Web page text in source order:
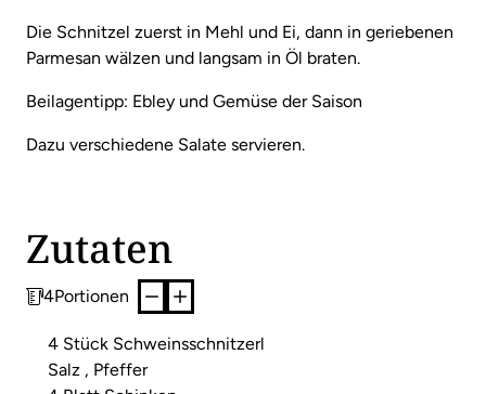
Die Schnitzel zuerst in Mehl und Ei, dann in geriebenen
Parmesan wälzen und langsam in Öl braten.
Beilagentipp: Ebley und Gemüse der Saison
Dazu verschiedene Salate servieren.
Zutaten
4Portionen
4 Stück Schweinsschnitzerl
Salz , Pfeffer